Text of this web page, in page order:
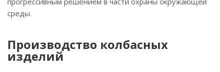
среды.
Производство колбасных
изделий